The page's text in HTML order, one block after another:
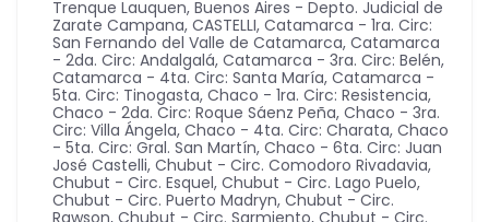
Trenque Lauquen, Buenos Aires - Depto. Judicial de
Zarate Campana, CASTELLI, Catamarca - 1ra. Circ:
San Fernando del Valle de Catamarca, Catamarca
- 2da. Circ: Andalgalá, Catamarca - 3ra. Circ: Belén,
Catamarca - 4ta. Circ: Santa María, Catamarca -
5ta. Circ: Tinogasta, Chaco - 1ra. Circ: Resistencia,
Chaco - 2da. Circ: Roque Sáenz Peña, Chaco - 3ra.
Circ: Villa Ángela, Chaco - 4ta. Circ: Charata, Chaco
- 5ta. Circ: Gral. San Martín, Chaco - 6ta. Circ: Juan
José Castelli, Chubut - Circ. Comodoro Rivadavia,
Chubut - Circ. Esquel, Chubut - Circ. Lago Puelo,
Chubut - Circ. Puerto Madryn, Chubut - Circ.
Rawson, Chubut - Circ. Sarmiento, Chubut - Circ.